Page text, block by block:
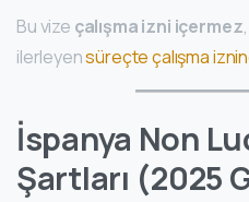
Bu vize çalışma izni içermez
ilerleyensüreçte çalışma
İspanya Non
Şartları (2025